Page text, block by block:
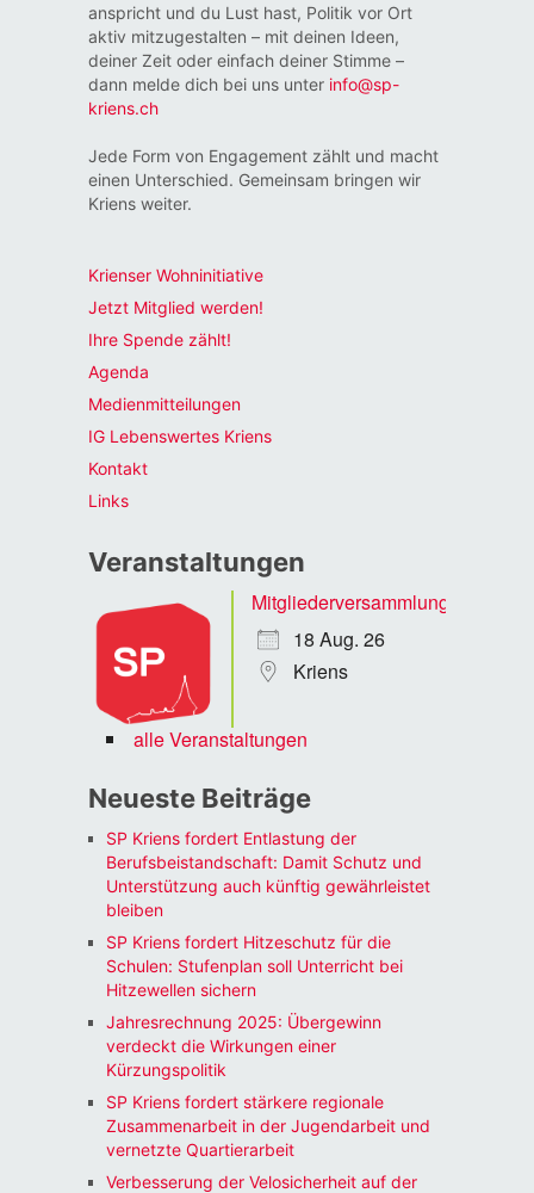
anspricht und du Lust hast, Politik vor Ort
aktiv mitzugestalten – mit deinen Ideen,
deiner Zeit oder einfach deiner Stimme –
dann melde dich bei uns unter info@sp-
kriens.ch
Jede Form von Engagement zählt und macht
einen Unterschied. Gemeinsam bringen wir
Kriens weiter.
Krienser Wohninitiative
Jetzt Mitglied werden!
Ihre Spende zählt!
Agenda
Medienmitteilungen
IG Lebenswertes Kriens
Kontakt
Links
Veranstaltungen
Mitgliederversammlung
18 Aug. 26
Kriens
alle Veranstaltungen
Neueste Beiträge
SP Kriens fordert Entlastung der
Berufsbeistandschaft: Damit Schutz und
Unterstützung auch künftig gewährleistet
bleiben
SP Kriens fordert Hitzeschutz für die
Schulen: Stufenplan soll Unterricht bei
Hitzewellen sichern
Jahresrechnung 2025: Übergewinn
verdeckt die Wirkungen einer
Kürzungspolitik
SP Kriens fordert stärkere regionale
Zusammenarbeit in der Jugendarbeit und
vernetzte Quartierarbeit
Verbesserung der Velosicherheit auf der